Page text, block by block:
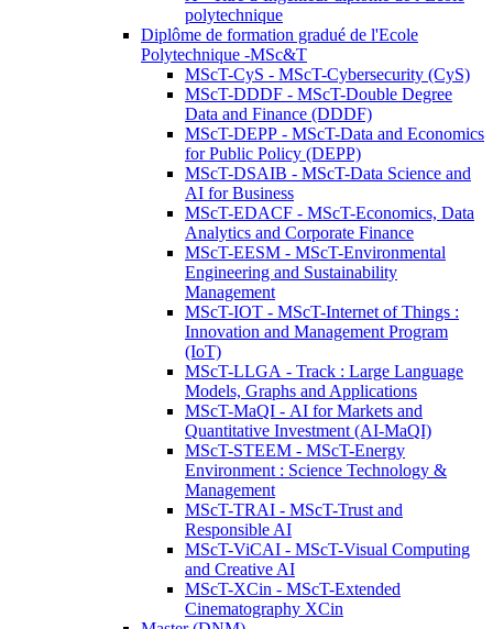
polytechnique
Diplôme de formation gradué de l'Ecole
Polytechnique -MSc&T
MScT-CyS - MScT-Cybersecurity (CyS)
MScT-DDDF - MScT-Double Degree
Data and Finance (DDDF)
MScT-DEPP - MScT-Data and Economics
for Public Policy (DEPP)
MScT-DSAIB - MScT-Data Science and
AI for Business
MScT-EDACF - MScT-Economics, Data
Analytics and Corporate Finance
MScT-EESM - MScT-Environmental
Engineering and Sustainability
Management
MScT-IOT - MScT-Internet of Things :
Innovation and Management Program
(IoT)
MScT-LLGA - Track : Large Language
Models, Graphs and Applications
MScT-MaQI - AI for Markets and
Quantitative Investment (AI-MaQI)
MScT-STEEM - MScT-Energy
Environment : Science Technology &
Management
MScT-TRAI - MScT-Trust and
Responsible AI
MScT-ViCAI - MScT-Visual Computing
and Creative AI
MScT-XCin - MScT-Extended
Cinematography XCin